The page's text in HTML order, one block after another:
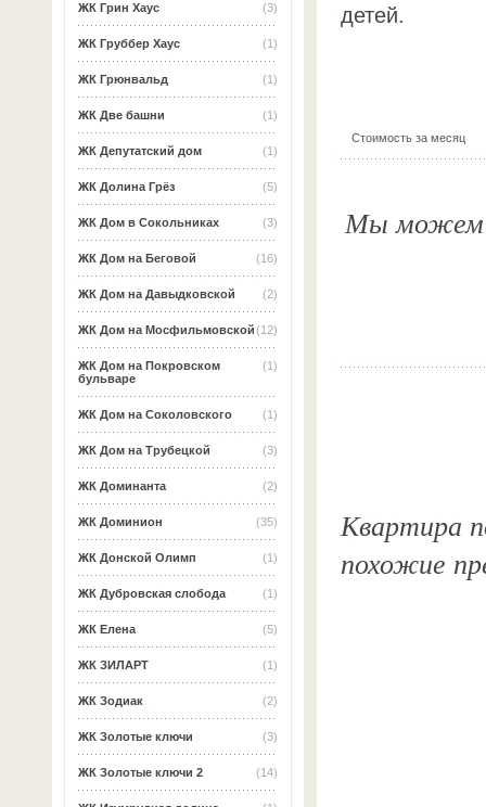
(3)
ЖК Грин Хаус
(1)
ЖК Груббер Хаус
(1)
ЖК Грюнвальд
(1)
ЖК Две башни
(1)
ЖК Депутатский дом
(5)
ЖК Долина Грёз
(3)
ЖК Дом в Сокольниках
(16)
ЖК Дом на Беговой
(2)
ЖК Дом на Давыдковской
(12)
ЖК Дом на Мосфильмовской
(1)
ЖК Дом на Покровском
бульваре
(1)
ЖК Дом на Соколовского
(3)
ЖК Дом на Трубецкой
(2)
ЖК Доминанта
(35)
ЖК Доминион
(1)
ЖК Донской Олимп
(1)
ЖК Дубровская слобода
(5)
ЖК Елена
(1)
ЖК ЗИЛАРТ
(2)
ЖК Зодиак
(3)
ЖК Золотые ключи
(14)
ЖК Золотые ключи 2
детей.
Стоимость за месяц
Мы можем
Квартира
похожие